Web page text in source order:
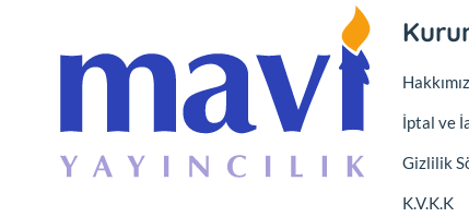
İptal ve
Gizlilik
K.V.K.K